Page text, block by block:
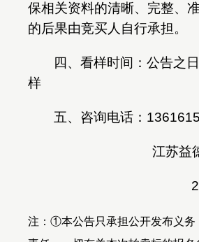
保相关资料的清晰、完整、
的后果由竞买人自行承担。
四、看样时间：公告之
样
五、咨询电话：
江苏益
注：①本公告只承担公开发布义务